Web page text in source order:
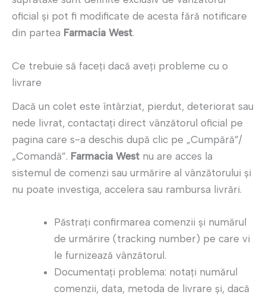
oficial şi pot fi modificate de acesta fără notificare
din partea Farmacia West.
Ce trebuie să faceţi dacă aveţi probleme cu o
livrare
Dacă un colet este întârziat, pierdut, deteriorat sau
nede livrat, contactaţi direct vânzătorul oficial pe
pagina care s-a deschis după clic pe „Cumpără”/
„Comandă”. Farmacia West nu are acces la
sistemul de comenzi sau urmărire al vânzătorului şi
nu poate investiga, accelera sau rambursa livrări.
Păstraţi confirmarea comenzii şi numărul
de urmărire (tracking number) pe care vi
le furnizează vânzătorul.
Documentaţi problema: notați numărul
comenzii, data, metoda de livrare şi, dacă